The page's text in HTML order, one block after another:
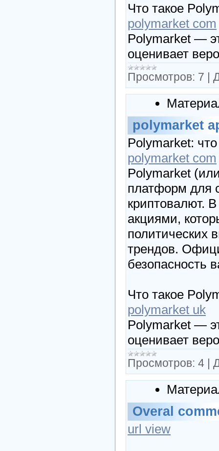
Что такое
polymarket com
Polymarket —
оценивает
Просмотров: 7 |
polymarket
Polymarket:
polymarket com
Polymarket
платформ для
криптовалют. В
акциями,
политических
трендов.
безопасность
Что такое
polymarket uk
Polymarket —
оценивает
Просмотров: 4 |
Overal
url view